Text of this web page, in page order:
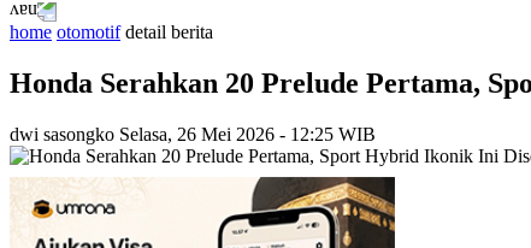
home otomotif detail berita
Honda Serahkan 20 Prelude Pertama,
dwi sasongko Selasa, 26 Mei 2026 - 12:25 WIB